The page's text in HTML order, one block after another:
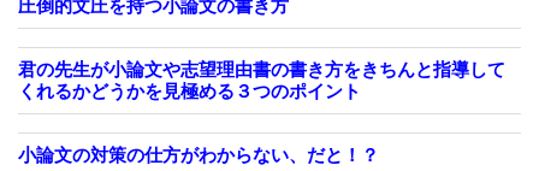
圧倒的文圧を持つ小論文の書き方
君の先生が小論文や志望理由書の書き方をきちんと指導して
くれるかどうかを見極める３つのポイント
小論文の対策の仕方がわからない、だと！？